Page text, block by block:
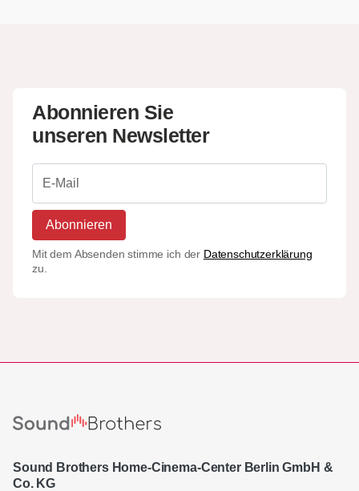
Abonnieren Sie
unseren Newsletter
Abonnieren
Mit dem Absenden stimme ich der Datenschutzerklärung
zu.
Sound Brothers Home-Cinema-Center Berlin GmbH &
Co. KG